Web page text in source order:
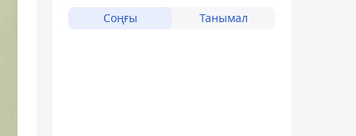
Соңғы Танымал